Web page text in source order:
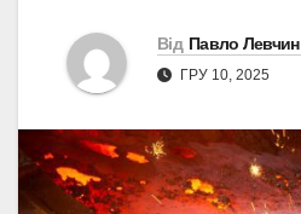
Від Павло Левчин
ГРУ 10, 2025